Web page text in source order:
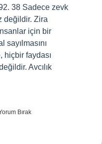
38 Sadece zevk
değildir. Zira
için bir
sayılmasını
hiçbir faydası
Avcılık
Bırak